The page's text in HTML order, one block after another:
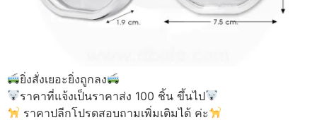
ยิ่งสั่งเยอะยิ่งถูกลง
ราคาที่แจ้งเป็นราคาส่ง 100 ชิ้น ขึ้นไป
ราคาปลีกโปรดสอบถามเพิ่มเติมได้ ค่ะ